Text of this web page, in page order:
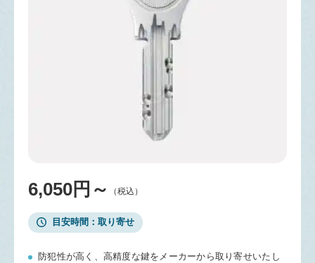
6,050円～ （税込）
目安時間 取り寄せ
防犯性が高く、高精度な鍵をメーカーから取り寄せいたし